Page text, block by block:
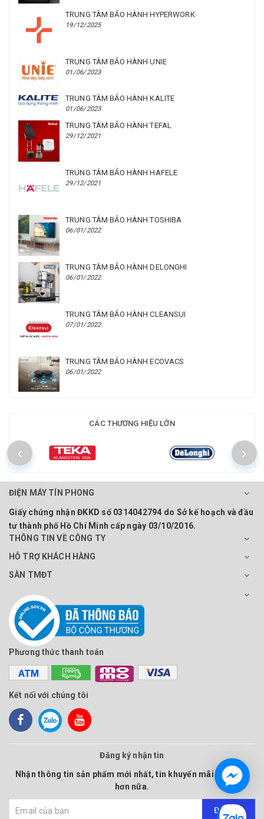
TRUNG TÂM BẢO HÀNH HYPERWORK
19/12/2025
TRUNG TÂM BẢO HÀNH UNIE
01/06/2023
TRUNG TÂM BẢO HÀNH KALITE
01/06/2023
TRUNG TÂM BẢO HÀNH TEFAL
29/12/2021
TRUNG TÂM BẢO HÀNH HAFELE
29/12/2021
TRUNG TÂM BẢO HÀNH TOSHIBA
06/01/2022
TRUNG TÂM BẢO HÀNH DELONGHI
06/01/2022
TRUNG TÂM BẢO HÀNH CLEANSUI
07/01/2022
TRUNG TÂM BẢO HÀNH ECOVACS
06/01/2022
CÁC THƯƠNG HIỆU LỚN
ĐIỆN MÁY TÍN PHONG
Giấy chứng nhận ĐKKD số 0314042794 do Sở kế hoạch và đầu
tư thành phố Hồ Chí Minh cấp ngày 03/10/2016.
THÔNG TIN VỀ CÔNG TY
HỖ TRỢ KHÁCH HÀNG
SÀN TMĐT
Phương thức thanh toán
Kết nối với chúng tôi
Đăng ký nhận tin
Nhận thông tin sản phẩm mới nhất, tin khuyến mãi và nhiều
hơn nữa.
Đăng ký